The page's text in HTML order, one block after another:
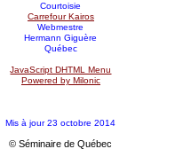
Courtoisie
Carrefour Kairos
Webmestre
Hermann Giguère
Québec
JavaScript DHTML Menu
Powered by Milonic
Mis à jour 23 octobre 2014
© Séminaire de Québec